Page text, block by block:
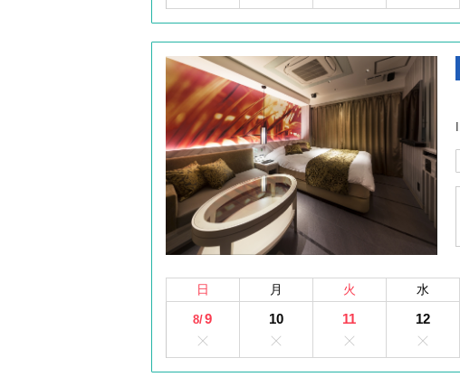
日 月 火 水
8/9 10 11 12